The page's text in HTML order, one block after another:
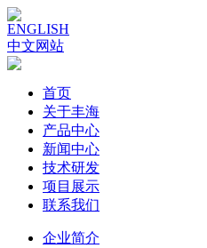
ENGLISH
中文网站
首页
关于丰海
产品中心
新闻中心
技术研发
项目展示
联系我们
企业简介